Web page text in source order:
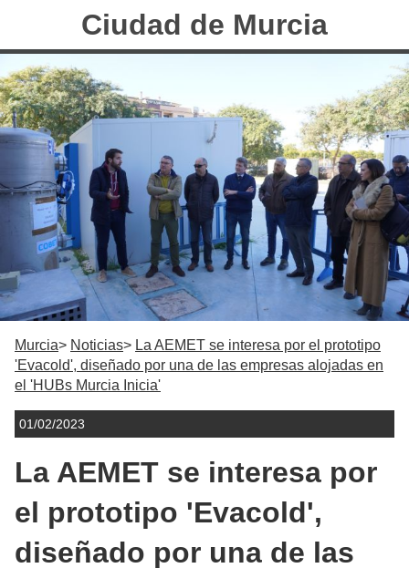
Ciudad de Murcia
Murcia Noticias
La AEMET se interesa por el prototipo
'Evacold', diseñado por una de las empresas alojadas en
el 'HUBs Murcia Inicia'
01/02/2023
La AEMET se interesa por
el prototipo 'Evacold',
diseñado por una de las